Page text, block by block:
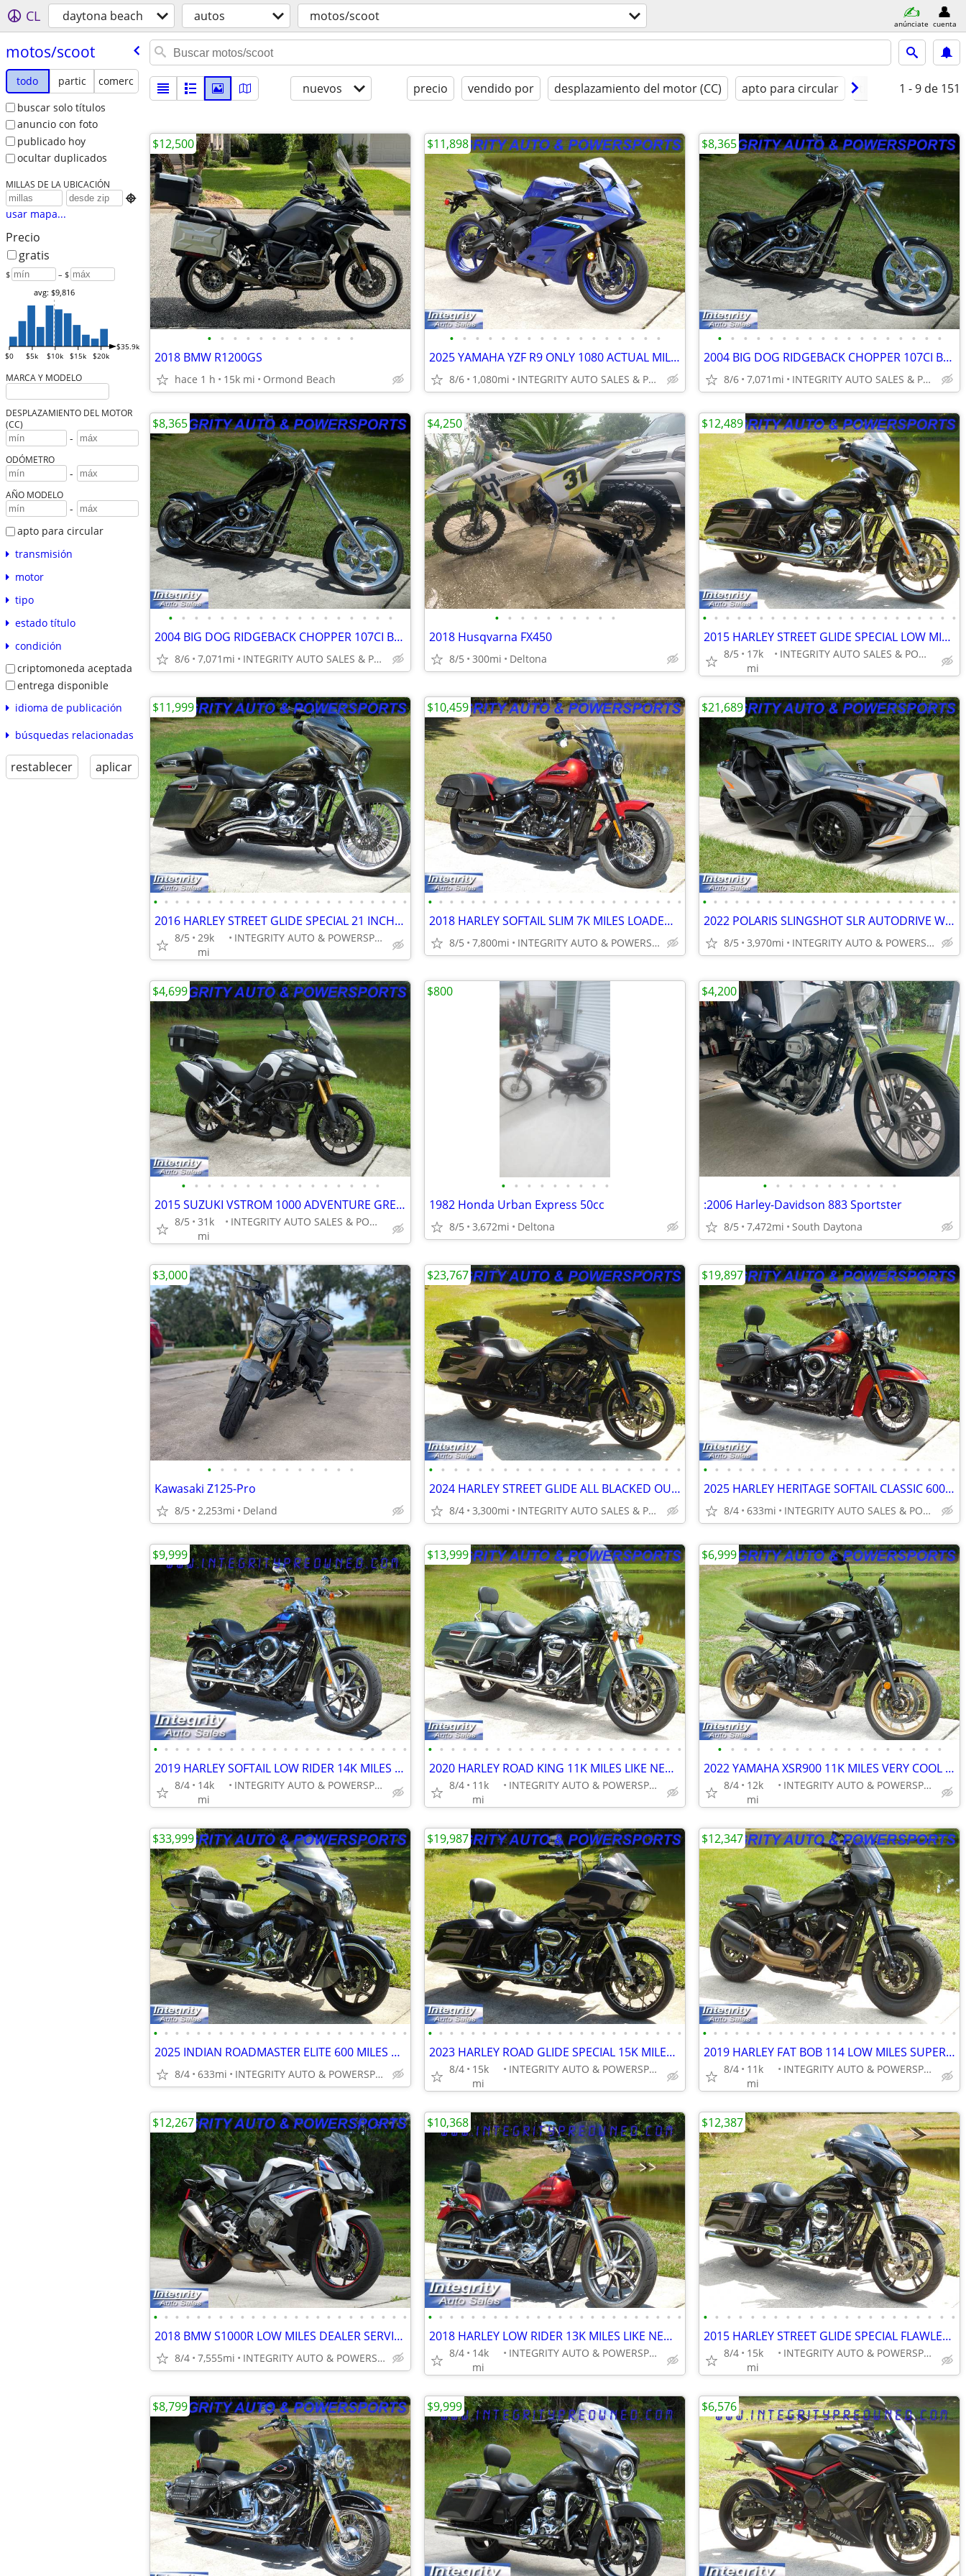
CL daytona beach autos motos/scoot anúnciate cuenta
motos/​scoot
todo partic
comerc
buscar solo títulos
anuncio con foto
publicado hoy
ocultar duplicados
MILLAS DE LA UBICACIÓN

usar mapa...
Precio
gratis
$ – $
$0 $5k $10k $15k $20k
$35.9k
avg: $9,816
MARCA Y MODELO
DESPLAZAMIENTO DEL MOTOR
(CC)
-
ODÓMETRO
-
AÑO MODELO
-
apto para circular
transmisión
motor
tipo
estado título
condición
criptomoneda aceptada
entrega disponible
idioma de publicación
búsquedas relacionadas
restablecer aplicar
nuevos precio vendido por desplazamiento del motor (CC) apto para circular año modelo
1 - 9 de 151
• • • • • • • • • • • •
2018 BMW R1200GS
hace 1 h 15k mi Ormond Beach
$12,500
• • • • • • • • • • • • • • • • •
2025 YAMAHA YZF R9 ONLY 1080 ACTUAL MILES FLAWLESS BIKE NO BS FEES!!!!
8/6 1,080mi INTEGRITY AUTO SALES & POWERSPORTS
$11,898
• • • • • • • • • • • • • • • • • •
2004 BIG DOG RIDGEBACK CHOPPER 107CI BAKER 6 SPEED 7K MILES VERY CLEAN
8/6 7,071mi INTEGRITY AUTO SALES & POWERSPORTS
$8,365
• • • • • • • • • • • • • • • • • •
2004 BIG DOG RIDGEBACK CHOPPER 107CI BAKER 6 SPEED 7K MILES VERY CLEAN
8/6 7,071mi INTEGRITY AUTO SALES & POWERSPORTS
$8,365
• • • • • • • • • •
2018 Husqvarna FX450
8/5 300mi Deltona
$4,250
• • • • • • • • • • • • • • • • • • • • • • •
2015 HARLEY STREET GLIDE SPECIAL LOW MILES CLEAN BIKE NO BS FEES HERE!
8/5
17k
mi
INTEGRITY AUTO SALES & POWERSPORTS
$12,489
• • • • • • • • • • • • • • • • • • • • • • • •
2016 HARLEY STREET GLIDE SPECIAL 21 INCH WHEEL LOADED WITH UPGRADES!!!
8/5
29k
mi
INTEGRITY AUTO & POWERSPORTS
$11,999
• • • • • • • • • • • • • • • • • • • • • • • •
2018 HARLEY SOFTAIL SLIM 7K MILES LOADED WITH UPGRADES NO BS FEES!!!!!
8/5 7,800mi INTEGRITY AUTO & POWERSPORTS
$10,459
• • • • • • • • • • • • • • • • • • • • • • • •
2022 POLARIS SLINGSHOT SLR AUTODRIVE WITH ROOF IMMACULATE 4K MILES!!!!
8/5 3,970mi INTEGRITY AUTO & POWERSPORTS
$21,689
• • • • • • • • • • • • • • • •
2015 SUZUKI VSTROM 1000 ADVENTURE GREAT BIKE NO DEALER FEES LOOK!!!!!!
8/5
31k
mi
INTEGRITY AUTO SALES & POWERSPORTS
$4,699
• • • • • • • • •
1982 Honda Urban Express 50cc
8/5 3,672mi Deltona
$800
• • • • • • • • • • •
:2006 Harley-Davidson 883 Sportster
8/5 7,472mi South Daytona
$4,200
• • • • • • • • • • • •
Kawasaki Z125-Pro
8/5 2,253mi Deland
$3,000
• • • • • • • • • • • • • • • • • • • • •
2024 HARLEY STREET GLIDE ALL BLACKED OUT 3K MILES FLAWLESS NO BS FEES!
8/4 3,300mi INTEGRITY AUTO SALES & POWERSPORTS
$23,767
• • • • • • • • • • • • • • • • • • • • • •
2025 HARLEY HERITAGE SOFTAIL CLASSIC 600 MILES FLAWLESS BIKE NO BS FEE
8/4 633mi INTEGRITY AUTO SALES & POWERSPORTS
$19,897
• • • • • • • • • • • • • • • • • • • • • • • •
2019 HARLEY SOFTAIL LOW RIDER 14K MILES BEAUTIFUL BIKE NO BS FEES
8/4
14k
mi
INTEGRITY AUTO & POWERSPORTS
$9,999
• • • • • • • • • • • • • • • • • • • • • • •
2020 HARLEY ROAD KING 11K MILES LIKE NEW CONDITION NEW TIRES NO BS FEE
8/4
11k
mi
INTEGRITY AUTO & POWERSPORTS
$13,999
• • • • • • • • • • • • • • • • • •
2022 YAMAHA XSR900 11K MILES VERY COOL BIKE RUNS EXCELLENT NICE SHAPE
8/4
12k
mi
INTEGRITY AUTO & POWERSPORTS
$6,999
• • • • • • • • • • • • • • • • • • • • • • • •
2025 INDIAN ROADMASTER ELITE 600 MILES PERFECT FULL WARRANTY NO BS FEE
8/4 633mi INTEGRITY AUTO & POWERSPORTS
$33,999
• • • • • • • • • • • • • • • • • • • • • • • •
2023 HARLEY ROAD GLIDE SPECIAL 15K MILES BEAUTIFUL BIKE NO BS FEES
8/4
15k
mi
INTEGRITY AUTO & POWERSPORTS
$19,987
• • • • • • • • • • • • • • • • • • • • • • • •
2019 HARLEY FAT BOB 114 LOW MILES SUPER NICE BIKE NO BS FEES HERE!!!!!
8/4
11k
mi
INTEGRITY AUTO & POWERSPORTS
$12,347
• • • • • • • • • • • • • • • • • • • • • • • •
2018 BMW S1000R LOW MILES DEALER SERVICED FLAWLESS NO BS DEALER FEES!!
8/4 7,555mi INTEGRITY AUTO & POWERSPORTS
$12,267
• • • • • • • • • • • • • • • • • • • • • • • •
2018 HARLEY LOW RIDER 13K MILES LIKE NEW LOADED & UPGRADES NO BS FEES!
8/4
14k
mi
INTEGRITY AUTO & POWERSPORTS
$10,368
• • • • • • • • • • • • • • • • • • • • • •
2015 HARLEY STREET GLIDE SPECIAL FLAWLESS BIKE 14K MILES NO BS FEES!!!
8/4
15k
mi
INTEGRITY AUTO & POWERSPORTS
$12,387
$8,799 $9,999 $6,576